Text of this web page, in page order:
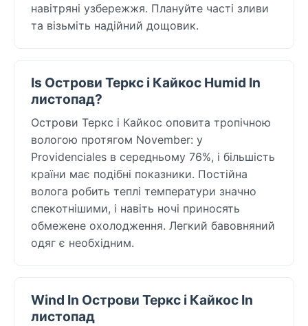
навітряні узбережжя. Плануйте часті зливи
та візьміть надійний дощовик.
Is Острови Теркс і Кайкос Humid In
листопад?
Острови Теркс і Кайкос оповита тропічною
вологою протягом November: у
Providenciales в середньому 76%, і більшість
країни має подібні показники. Постійна
волога робить теплі температури значно
спекотнішими, і навіть ночі приносять
обмежене охолодження. Легкий бавовняний
одяг є необхідним.
Wind In Острови Теркс і Кайкос In
листопад